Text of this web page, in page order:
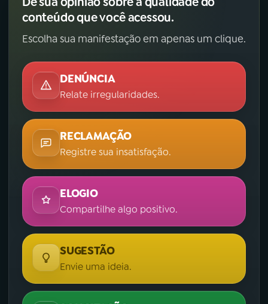
conteúdo que você acessou.
Escolha sua manifestação em apenas um clique.
DENÚNCIA
Relate irregularidades.
RECLAMAÇÃO
Registre sua insatisfação.
ELOGIO
Compartilhe algo positivo.
SUGESTÃO
Envie uma ideia.